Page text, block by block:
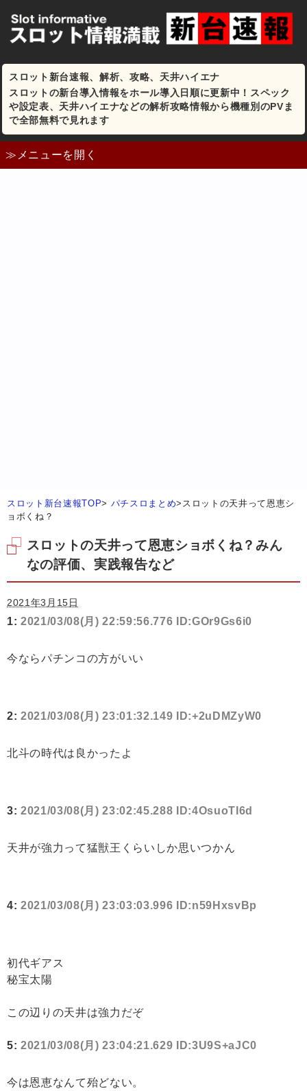
スロット新台速報、解析、攻略、天井ハイエナ
スロットの新台導入情報をホール導入日順に更新中！スペック
や設定表、天井ハイエナなどの解析攻略情報から機種別のPVま
で全部無料で見れます
≫メニューを開く
スロット新台速報TOP> パチスロまとめ> スロットの天井って恩恵シ
ョボくね？
スロットの天井って恩恵ショボくね？みん
なの評価、実践報告など
2021年3月15日
1: 2021/03/08(月) 22:59:56.776 ID:GOr9Gs6i0
今ならパチンコの方がいい
2: 2021/03/08(月) 23:01:32.149 ID:+2uDMZyW0
北斗の時代は良かったよ
3: 2021/03/08(月) 23:02:45.288 ID:4OsuoTI6d
天井が強力って猛獣王くらいしか思いつかん
4: 2021/03/08(月) 23:03:03.996 ID:n59HxsvBp
初代ギアス
秘宝太陽
この辺りの天井は強力だぞ
5: 2021/03/08(月) 23:04:21.629 ID:3U9S+aJC0
今は恩恵なんて殆どない。